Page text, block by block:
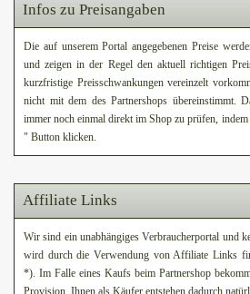
Infos zu Preisangaben
Die auf unserem Portal angegebenen Preise
und zeigen in der Regel den aktuell richtigen
kurzfristige Preisschwankungen vereinzelt
nicht mit dem des Partnershops übereinstimmt.
immer noch einmal direkt im Shop zu prüfen,
" Button klicken.
Affiliate Links
Wir sind ein unabhängiges Verbraucherportal und
wird durch die Verwendung von Affiliate Links
*). Im Falle eines Kaufs beim Partnershop
Provision. Ihnen als Käufer entstehen dadurch